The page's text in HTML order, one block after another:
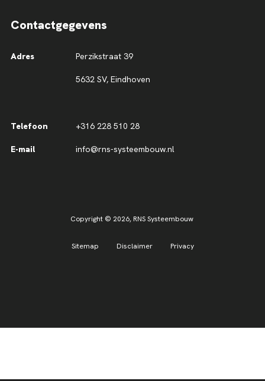
Contactgegevens
Adres Perzikstraat 39
5632 SV, Eindhoven
Telefoon +316 228 510 28
E-mail info@rns-systeembouw.nl
Copyright © 2026, RNS Systeembouw
Sitemap Disclaimer Privacy